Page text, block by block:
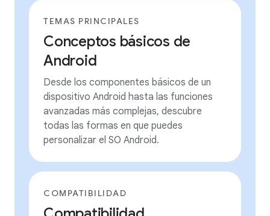
TEMAS PRINCIPALES
Conceptos básicos de
Android
Desde los componentes básicos de un
dispositivo Android hasta las funciones
avanzadas más complejas, descubre
todas las formas en que puedes
personalizar el SO Android.
COMPATIBILIDAD